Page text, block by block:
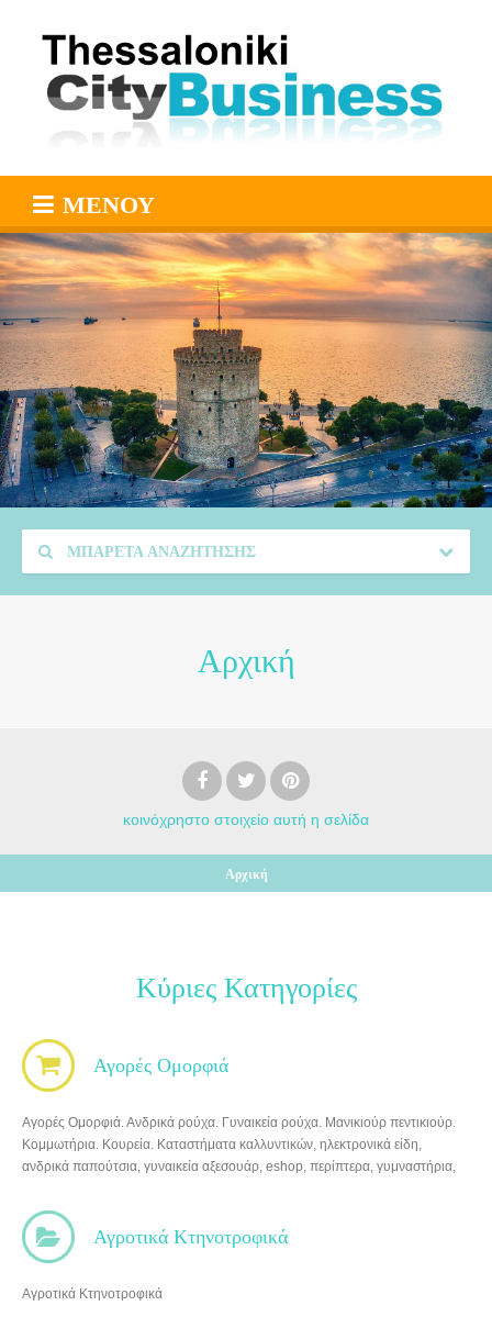
ΜΕΝΟΎ
ΜΠΑΡΈΤΑ ΑΝΑΖΉΤΗΣΗΣ
Αρχική
κοινόχρηστο στοιχείο αυτή η σελίδα
Αρχική
Κύριες Κατηγορίες
Αγορές Ομορφιά
Αγορές Ομορφιά. Ανδρικά ρούχα. Γυναικεία ρούχα. Μανικιούρ πεντικιούρ.
Κομμωτήρια. Κουρεία. Καταστήματα καλλυντικών, ηλεκτρονικά είδη,
ανδρικά παπούτσια, γυναικεία αξεσουάρ, eshop, περίπτερα, γυμναστήρια,
καταστήματα Nova, ανδρικά αξεσουάρ, ανδρικά παπούτσια, γυναικεία
εσώρουχα, ανδρικά εσώρουχα, παιδικά ρούχα, παιχνίδια, αθλητικοί
σύλλογοι, θαλασσοθεραπεία, solarium, spa-μασάζ, tattoo-piercing, κέντρα
Αγροτικά Κτηνοτροφικά
Αγροτικά Κτηνοτροφικά